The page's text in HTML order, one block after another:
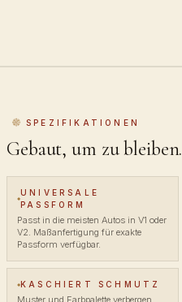
SPEZIFIKATIONEN
Gebaut, um zu bleiben.
UNIVERSALE
PASSFORM
Passt in die meisten Autos in V1 oder
V2. Maßanfertigung für exakte
Passform verfügbar.
KASCHIERT SCHMUTZ